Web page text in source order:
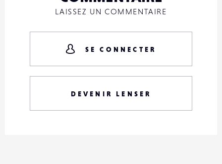
LAISSEZ UN COMMENTAIRE
SE CONNECTER
DEVENIR LENSER